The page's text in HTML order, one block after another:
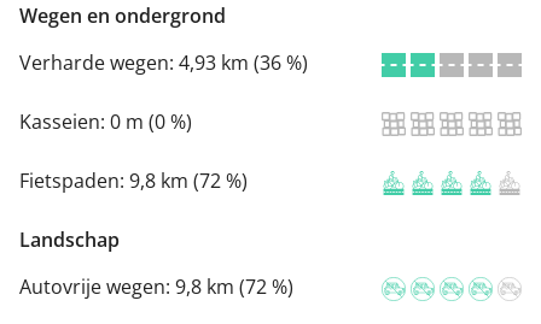
Wegen en ondergrond
Verharde wegen: 4,93 km (36 %)
Kasseien: 0 m (0 %)
Fietspaden: 9,8 km (72 %)
Landschap
Autovrije wegen: 9,8 km (72 %)